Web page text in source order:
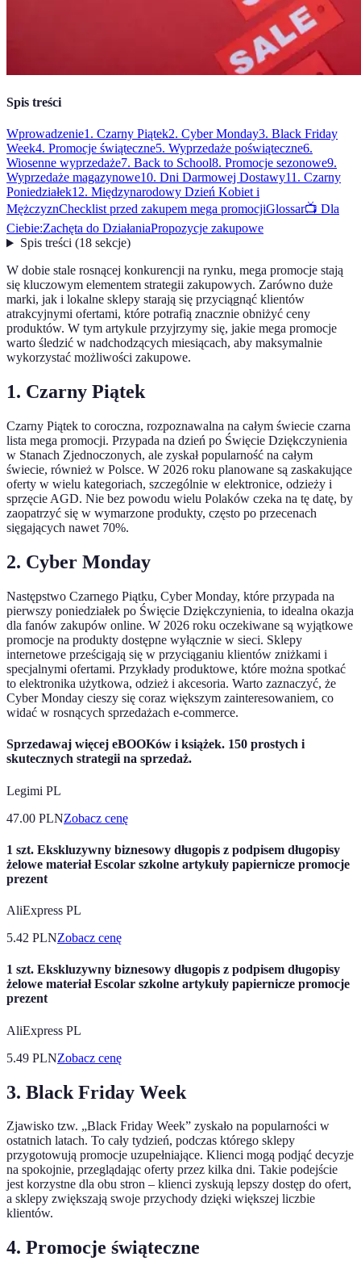
Spis treści
Wprowadzenie1. Czarny Piątek2. Cyber Monday3. Black Friday
Week4. Promocje świąteczne5. Wyprzedaże poświąteczne6.
Wiosenne wyprzedaże7. Back to School8. Promocje sezonowe9.
Wyprzedaże magazynowe10. Dni Darmowej Dostawy11. Czarny
Poniedziałek12. Międzynarodowy Dzień Kobiet i
MężczyznChecklist przed zakupem mega promocjiGlossar📺 Dla
Ciebie:Zachęta do DziałaniaPropozycje zakupowe
Spis treści(18 sekcje)
W dobie stale rosnącej konkurencji na rynku, mega promocje stają
się kluczowym elementem strategii zakupowych. Zarówno duże
marki, jak i lokalne sklepy starają się przyciągnąć klientów
atrakcyjnymi ofertami, które potrafią znacznie obniżyć ceny
produktów. W tym artykule przyjrzymy się, jakie mega promocje
warto śledzić w nadchodzących miesiącach, aby maksymalnie
wykorzystać możliwości zakupowe.
1. Czarny Piątek
Czarny Piątek to coroczna, rozpoznawalna na całym świecie czarna
lista mega promocji. Przypada na dzień po Święcie Dziękczynienia
w Stanach Zjednoczonych, ale zyskał popularność na całym
świecie, również w Polsce. W 2026 roku planowane są zaskakujące
oferty w wielu kategoriach, szczególnie w elektronice, odzieży i
sprzęcie AGD. Nie bez powodu wielu Polaków czeka na tę datę, by
zaopatrzyć się w wymarzone produkty, często po przecenach
sięgających nawet 70%.
2. Cyber Monday
Następstwo Czarnego Piątku, Cyber Monday, które przypada na
pierwszy poniedziałek po Święcie Dziękczynienia, to idealna okazja
dla fanów zakupów online. W 2026 roku oczekiwane są wyjątkowe
promocje na produkty dostępne wyłącznie w sieci. Sklepy
internetowe prześcigają się w przyciąganiu klientów zniżkami i
specjalnymi ofertami. Przykłady produktowe, które można spotkać
to elektronika użytkowa, odzież i akcesoria. Warto zaznaczyć, że
Cyber Monday cieszy się coraz większym zainteresowaniem, co
widać w rosnących sprzedażach e-commerce.
Sprzedawaj więcej eBOOKów i książek. 150 prostych i
skutecznych strategii na sprzedaż.
Legimi PL
47.00 PLNZobacz cenę
1 szt. Ekskluzywny biznesowy długopis z podpisem długopisy
żelowe materiał Escolar szkolne artykuły papiernicze promocje
prezent
AliExpress PL
5.42 PLNZobacz cenę
1 szt. Ekskluzywny biznesowy długopis z podpisem długopisy
żelowe materiał Escolar szkolne artykuły papiernicze promocje
prezent
AliExpress PL
5.49 PLNZobacz cenę
3. Black Friday Week
Zjawisko tzw. „Black Friday Week” zyskało na popularności w
ostatnich latach. To cały tydzień, podczas którego sklepy
przygotowują promocje uzupełniające. Klienci mogą podjąć decyzje
na spokojnie, przeglądając oferty przez kilka dni. Takie podejście
jest korzystne dla obu stron – klienci zyskują lepszy dostęp do ofert,
a sklepy zwiększają swoje przychody dzięki większej liczbie
klientów.
4. Promocje świąteczne